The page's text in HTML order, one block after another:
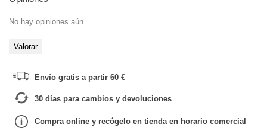
No hay opiniones aún
Valorar
Envío gratis a partir 60 €
30 días para cambios y devoluciones
Compra online y recógelo en tienda en horario comercial